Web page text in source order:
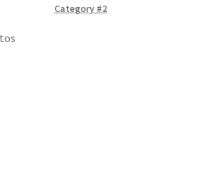
Category #2